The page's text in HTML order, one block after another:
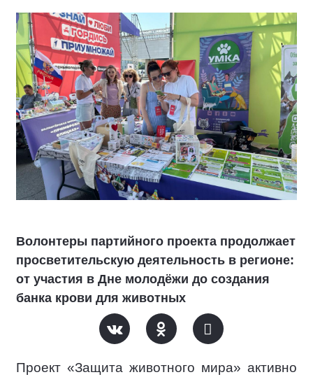
Волонтеры партийного проекта продолжает
просветительскую деятельность в регионе:
от участия в Дне молодёжи до создания
банка крови для животных
Проект «Защита животного мира» активно